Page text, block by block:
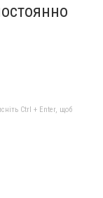
Ctrl + Enter, щоб